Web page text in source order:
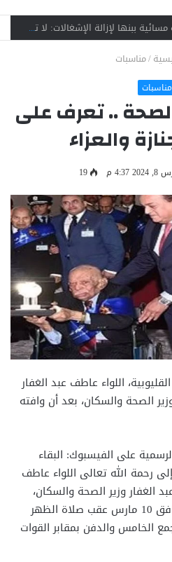
وفاة فني صيانة وإصابة زميله في حادث سقوط مصعد بمنطقة الفلل ببنها
/مناسبات
مناسبات
الصحة .. تعرف على
والعزاء
4:37 م 19
اللواء عاطف عبد الغفار
الصحة والسكان، بعد أن وافته
على الفيسبوك: البقاء
رحمة الله تعالى اللواء عاطف
الغفار وزير الصحة والسكان،
وصلاة الجنازة يوم الأحد الموافق 10 مارس عقب صلاة الظهر
الخامس والدفن بمقابر القوات